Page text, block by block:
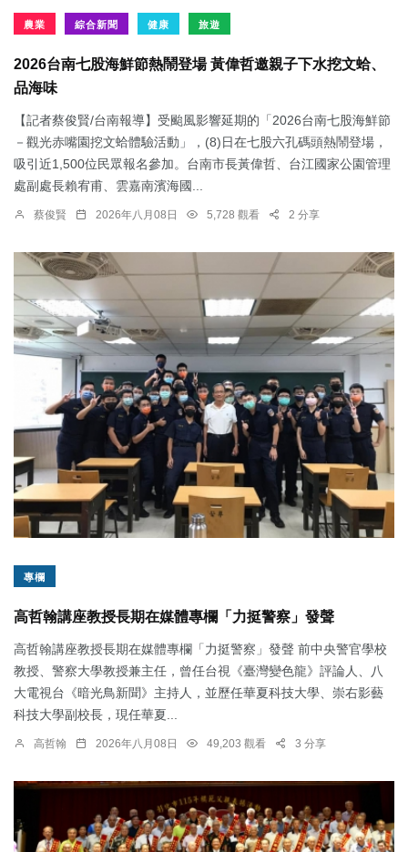
農業 綜合新聞 健康 旅遊
2026台南七股海鮮節熱鬧登場 黃偉哲邀親子下水挖文蛤、
品海味
【記者蔡俊賢/台南報導】受颱風影響延期的「2026台南七股海鮮節
－觀光赤嘴園挖文蛤體驗活動」，(8)日在七股六孔碼頭熱鬧登場，
吸引近1,500位民眾報名參加。台南市長黃偉哲、台江國家公園管理
處副處長賴宥甫、雲嘉南濱海國...
蔡俊賢 2026年八月08日 5,728 觀看 2 分享
專欄
高哲翰講座教授長期在媒體專欄「力挺警察」發聲
高哲翰講座教授長期在媒體專欄「力挺警察」發聲 前中央警官學校
教授、警察大學教授兼主任，曾任台視《臺灣變色龍》評論人、八
大電視台《暗光鳥新聞》主持人，並歷任華夏科技大學、崇右影藝
科技大學副校長，現任華夏...
高哲翰 2026年八月08日 49,203 觀看 3 分享